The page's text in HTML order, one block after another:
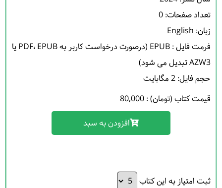
حجم فایل: 2 مگابایت
قیمت کتاب (تومان) : 80,000
افزودن به سبد
ثبت امتیاز به این کتاب